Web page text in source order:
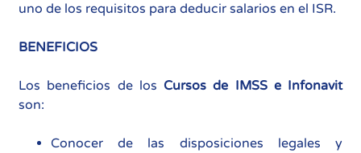
uno de los requisitos para deducir salarios en el ISR.
BENEFICIOS
Los beneficios de los Cursos de IMSS e Infonavit
son:
Conocer de las disposiciones legales y